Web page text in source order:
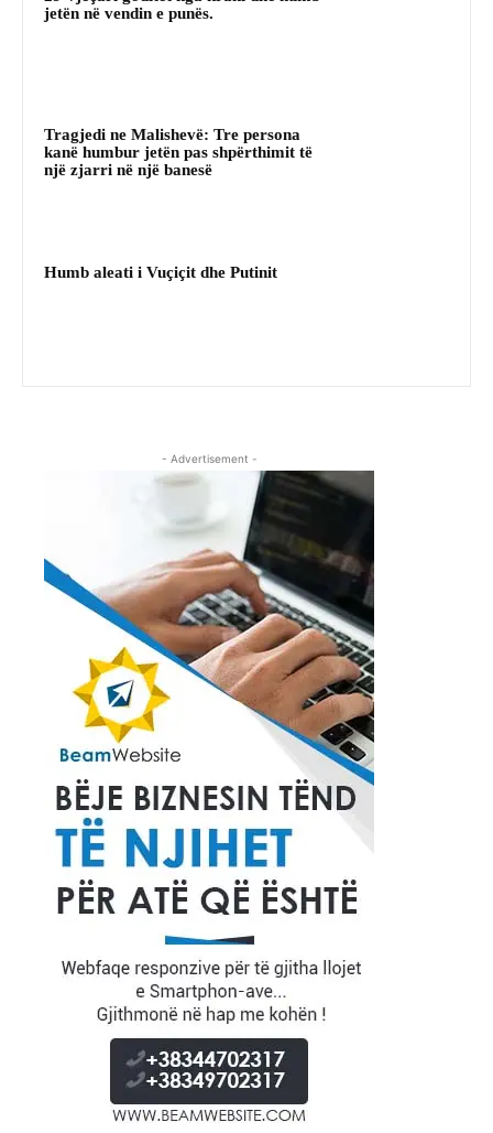
jetën në vendin e punës.
Tragjedi ne Malishevë: Tre persona
kanë humbur jetën pas shpërthimit të
një zjarri në një banesë
Humb aleati i Vuçiçit dhe Putinit
- Advertisement -